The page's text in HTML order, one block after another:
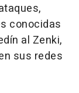
conocidas
al Zenki,
sus redes